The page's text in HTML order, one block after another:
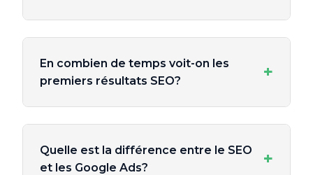
En combien de temps voit-on les
premiers résultats SEO?
+
Quelle est la différence entre le SEO
et les Google Ads?
+